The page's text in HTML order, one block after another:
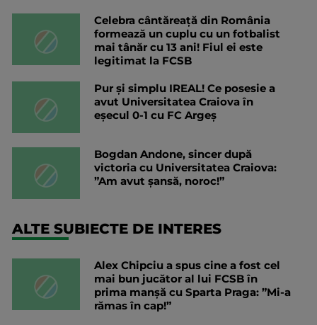
Celebra cântăreață din România
formează un cuplu cu un fotbalist
mai tânăr cu 13 ani! Fiul ei este
legitimat la FCSB
Pur și simplu IREAL! Ce posesie a
avut Universitatea Craiova în
eșecul 0-1 cu FC Argeș
Bogdan Andone, sincer după
victoria cu Universitatea Craiova:
”Am avut șansă, noroc!”
ALTE SUBIECTE DE INTERES
Alex Chipciu a spus cine a fost cel
mai bun jucător al lui FCSB în
prima manșă cu Sparta Praga: ”Mi-a
rămas în cap!”